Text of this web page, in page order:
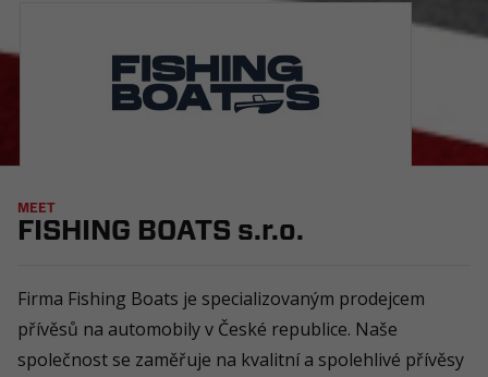
MEET
FISHING BOATS s.r.o.
Firma Fishing Boats je specializovaným prodejcem
přívěsů na automobily v České republice. Naše
společnost se zaměřuje na kvalitní a spolehlivé přívěsy